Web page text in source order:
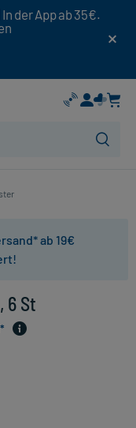
der App ab 35€.
ab 19€
6 St